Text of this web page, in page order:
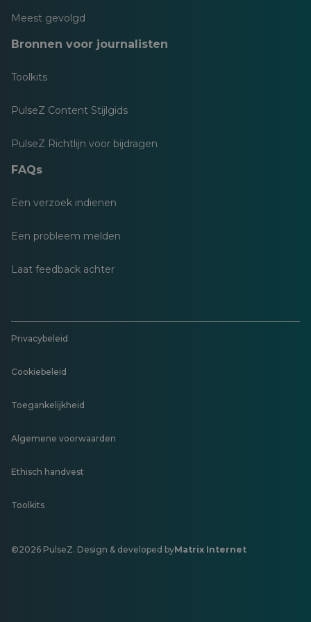
Meest gevolgd
Bronnen voor journalisten
Toolkits
PulseZ Content Stijlgids
PulseZ Richtlijn voor bijdragen
FAQs
Een verzoek indienen
Een probleem melden
Laat feedback achter
Privacybeleid
Cookiebeleid
Toegankelijkheid
Algemene voorwaarden
Ethisch handvest
Toolkits
©2026 PulseZ. Design & developed byMatrix Internet
Opent